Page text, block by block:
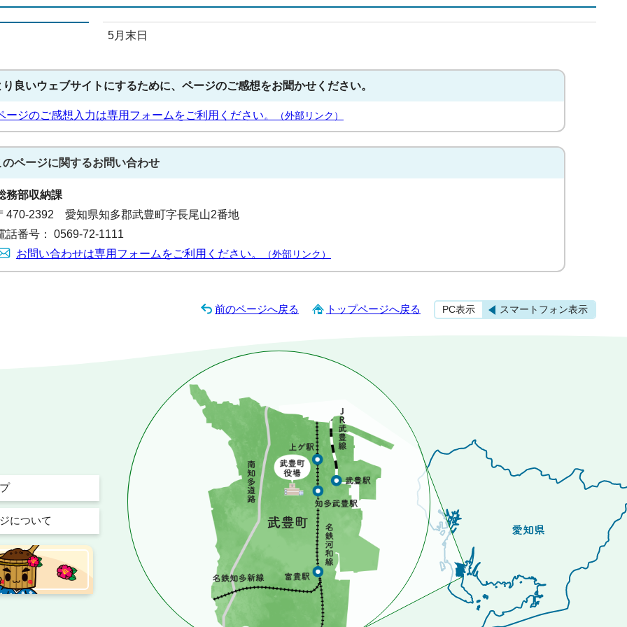
5月末日
り良いウェブサイトにするために、ページのご感想をお聞かせください。
ージのご感想入力は専用フォームをご利用ください。 （外部リンク）
のページに関するお問い合わせ
務部収納課
470-2392 愛知県知多郡武豊町字長尾山2番地
話番号： 0569-72-1111
お問い合わせは専用フォームをご利用ください。
（外部リンク）
前のページへ戻る トップページへ戻る PC表示 スマートフォン表示
について